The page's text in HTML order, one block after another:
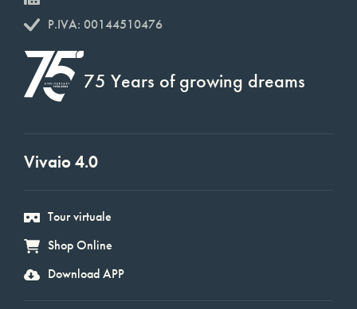
P.IVA: 00144510476
75 Years of growing dreams
Vivaio 4.0
Tour virtuale
Shop Online
Download APP